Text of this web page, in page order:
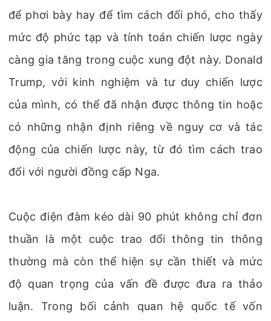
để phơi bày hay để tìm cách đối phó, cho thấy
mức độ phức tạp và tính toán chiến lược ngày
càng gia tăng trong cuộc xung đột này. Donald
Trump, với kinh nghiệm và tư duy chiến lược
của mình, có thể đã nhận được thông tin hoặc
có những nhận định riêng về nguy cơ và tác
động của chiến lược này, từ đó tìm cách trao
đổi với người đồng cấp Nga.
Cuộc điện đàm kéo dài 90 phút không chỉ đơn
thuần là một cuộc trao đổi thông tin thông
thường mà còn thể hiện sự cần thiết và mức
độ quan trọng của vấn đề được đưa ra thảo
luận. Trong bối cảnh quan hệ quốc tế vốn